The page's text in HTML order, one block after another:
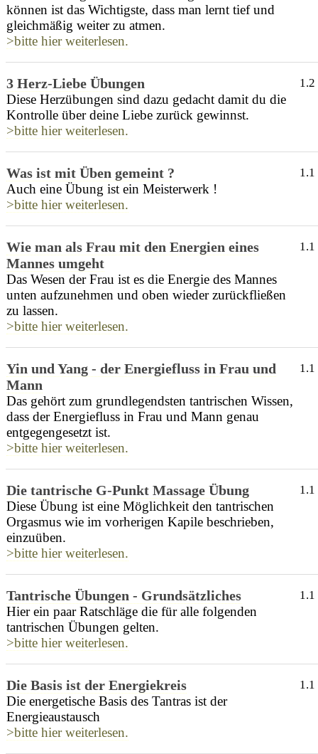
können ist das Wichtigste, dass man lernt tief und
gleichmäßig weiter zu atmen.
>bitte hier weiterlesen.
3 Herz-Liebe Übungen
Diese Herzübungen sind dazu gedacht damit du die
Kontrolle über deine Liebe zurück gewinnst.
>bitte hier weiterlesen.
1.2
Was ist mit Üben gemeint ?
Auch eine Übung ist ein Meisterwerk !
>bitte hier weiterlesen.
1.1
Wie man als Frau mit den Energien eines
Mannes umgeht
Das Wesen der Frau ist es die Energie des Mannes
unten aufzunehmen und oben wieder zurückfließen
zu lassen.
>bitte hier weiterlesen.
1.1
Yin und Yang - der Energiefluss in Frau und
Mann
Das gehört zum grundlegendsten tantrischen Wissen,
dass der Energiefluss in Frau und Mann genau
entgegengesetzt ist.
>bitte hier weiterlesen.
1.1
Die tantrische G-Punkt Massage Übung
Diese Übung ist eine Möglichkeit den tantrischen
Orgasmus wie im vorherigen Kapile beschrieben,
einzuüben.
>bitte hier weiterlesen.
1.1
Tantrische Übungen - Grundsätzliches
Hier ein paar Ratschläge die für alle folgenden
tantrischen Übungen gelten.
>bitte hier weiterlesen.
1.1
Die Basis ist der Energiekreis
Die energetische Basis des Tantras ist der
Energieaustausch
>bitte hier weiterlesen.
1.1